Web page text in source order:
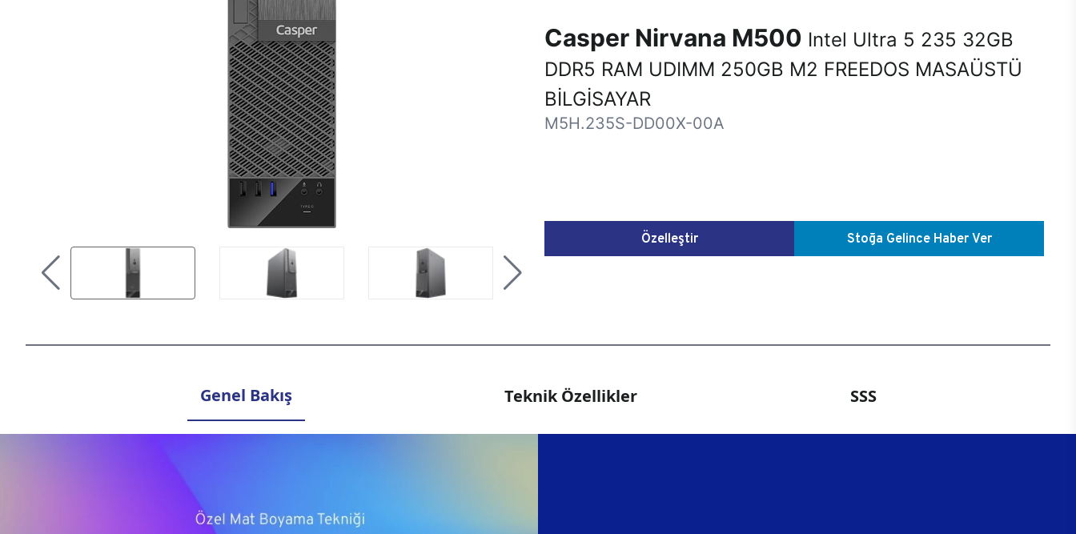
Casper Nirvana M500 Intel Ultra 5 235 32GB
DDR5 RAM UDIMM 250GB M2 FREEDOS MASAÜSTÜ
BİLGİSAYAR
M5H.235S-DD00X-00A
Özelleştir Stoğa Gelince Haber Ver
Genel Bakış Teknik Özellikler SSS